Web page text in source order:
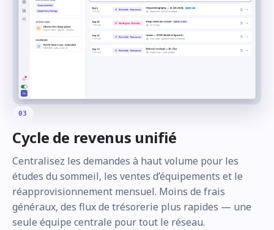
03
Cycle de revenus unifié
Centralisez les demandes à haut volume pour les
études du sommeil, les ventes d’équipements et le
réapprovisionnement mensuel. Moins de frais
généraux, des flux de trésorerie plus rapides — une
seule équipe centrale pour tout le réseau.